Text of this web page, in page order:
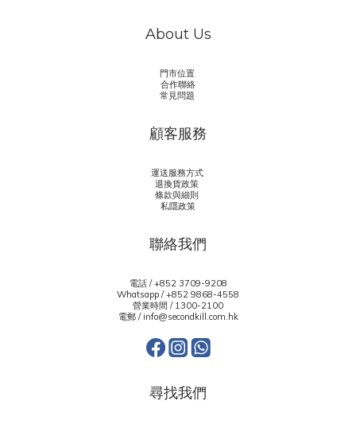
About Us
門市位置
合作聯絡
常見問題
顧客服務
運送服務方式
退換貨政策
條款與細則
私隱政策
聯絡我們
電話 / +852 3709-9208
Whatsapp /+852 9868-4558
營業時間 / 1300-2100
電郵 / info@secondkill.com.hk
尋找我們